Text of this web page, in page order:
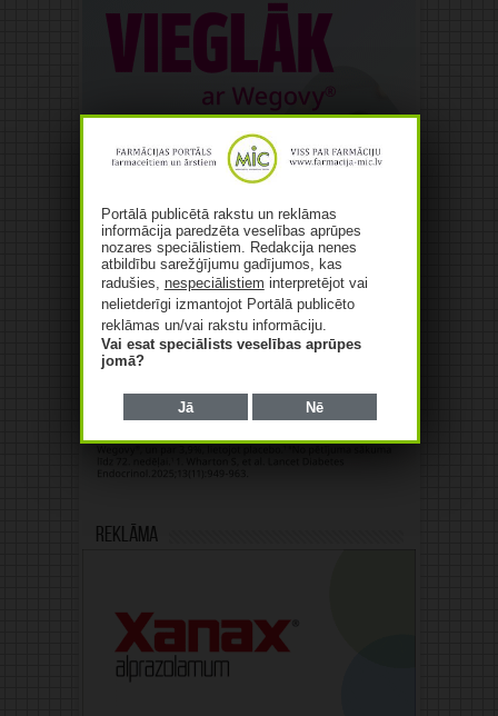
Reklāma
Portālā publicētā rakstu un reklāmas
informācija paredzēta veselības aprūpes
nozares speciālistiem. Redakcija nenes
atbildību sarežģījumu gadījumos, kas
radušies, nespeciālistiem interpretējot vai
nelietderīgi izmantojot Portālā publicēto
reklāmas un/vai rakstu informāciju.
Vai esat speciālists veselības aprūpes
jomā?
Jā Nē